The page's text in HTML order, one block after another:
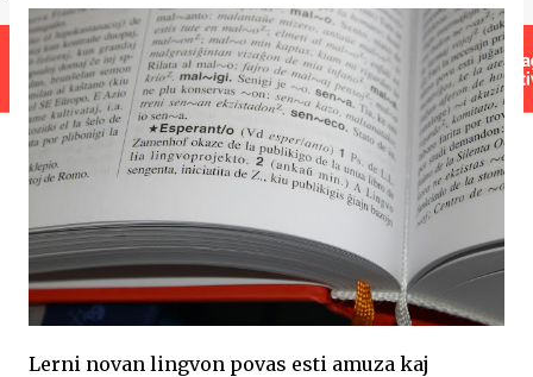
Lerni novan lingvon povas esti amuza kaj